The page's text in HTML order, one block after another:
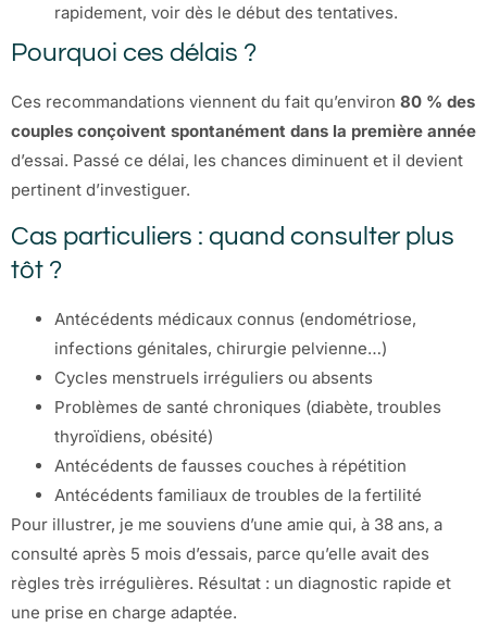
rapidement, voir dès le début des tentatives.
Pourquoi ces délais ?
Ces recommandations viennent du fait qu’environ 80 % des
couples conçoivent spontanément dans la première année
d’essai. Passé ce délai, les chances diminuent et il devient
pertinent d’investiguer.
Cas particuliers : quand consulter plus
tôt ?
Antécédents médicaux connus (endométriose,
infections génitales, chirurgie pelvienne…)
Cycles menstruels irréguliers ou absents
Problèmes de santé chroniques (diabète, troubles
thyroïdiens, obésité)
Antécédents de fausses couches à répétition
Antécédents familiaux de troubles de la fertilité
Pour illustrer, je me souviens d’une amie qui, à 38 ans, a
consulté après 5 mois d’essais, parce qu’elle avait des
règles très irrégulières. Résultat : un diagnostic rapide et
une prise en charge adaptée.